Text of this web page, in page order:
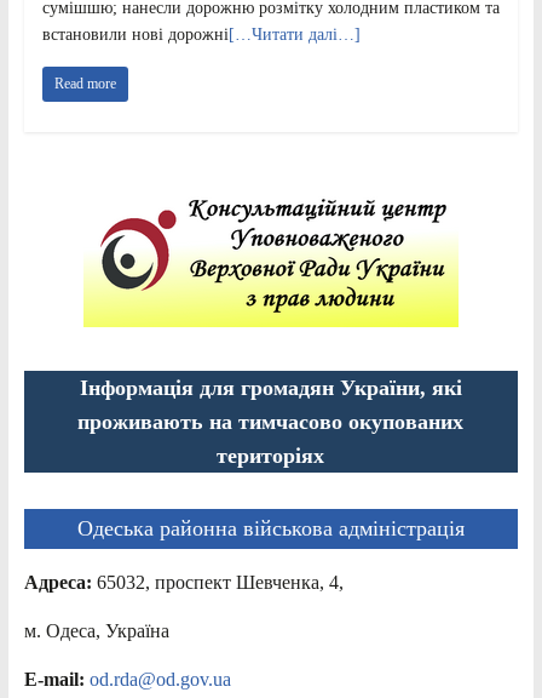
сумішшю; нанесли дорожню розмітку холодним пластиком та
встановили нові дорожні[…Читати далі…]
Read more
Інформація для громадян України, які
проживають на тимчасово окупованих
територіях
Одеська районна військова адміністрація
Адреса: 65032, проспект Шевченка, 4,
м. Одеса, Україна
E-mail: od.rda@od.gov.ua